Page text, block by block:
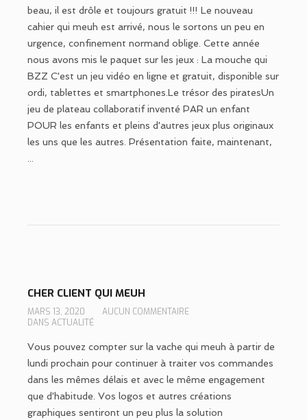
beau, il est drôle et toujours gratuit !!! Le nouveau
cahier qui meuh est arrivé, nous le sortons un peu en
urgence, confinement normand oblige. Cette année
nous avons mis le paquet sur les jeux : La mouche qui
BZZ C'est un jeu vidéo en ligne et gratuit, disponible sur
ordi, tablettes et smartphones.Le trésor des piratesUn
jeu de plateau collaboratif inventé PAR un enfant
POUR les enfants et pleins d'autres jeux plus originaux
les uns que les autres. Présentation faite, maintenant,
CHER CLIENT QUI MEUH
MARS 13, 2020
AUCUN COMMENTAIRE
DANS ACTUALITÉ
Vous pouvez compter sur la vache qui meuh à partir de
lundi prochain pour continuer à traiter vos commandes
dans les mêmes délais et avec le même engagement
que d'habitude. Vos logos et autres créations
graphiques sentiront un peu plus la solution